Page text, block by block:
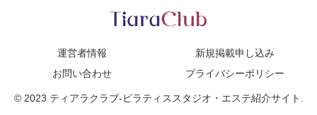
運営者情報
新規掲載申し込み
お問い合わせ
プライバシーポリシー
© 2023 ティアラクラブ-ピラティススタジオ・エステ紹介サイト.